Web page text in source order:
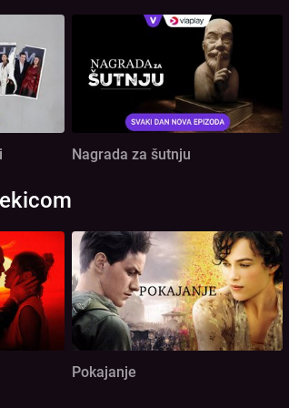
Nagrada za šutnju
Pokajanje